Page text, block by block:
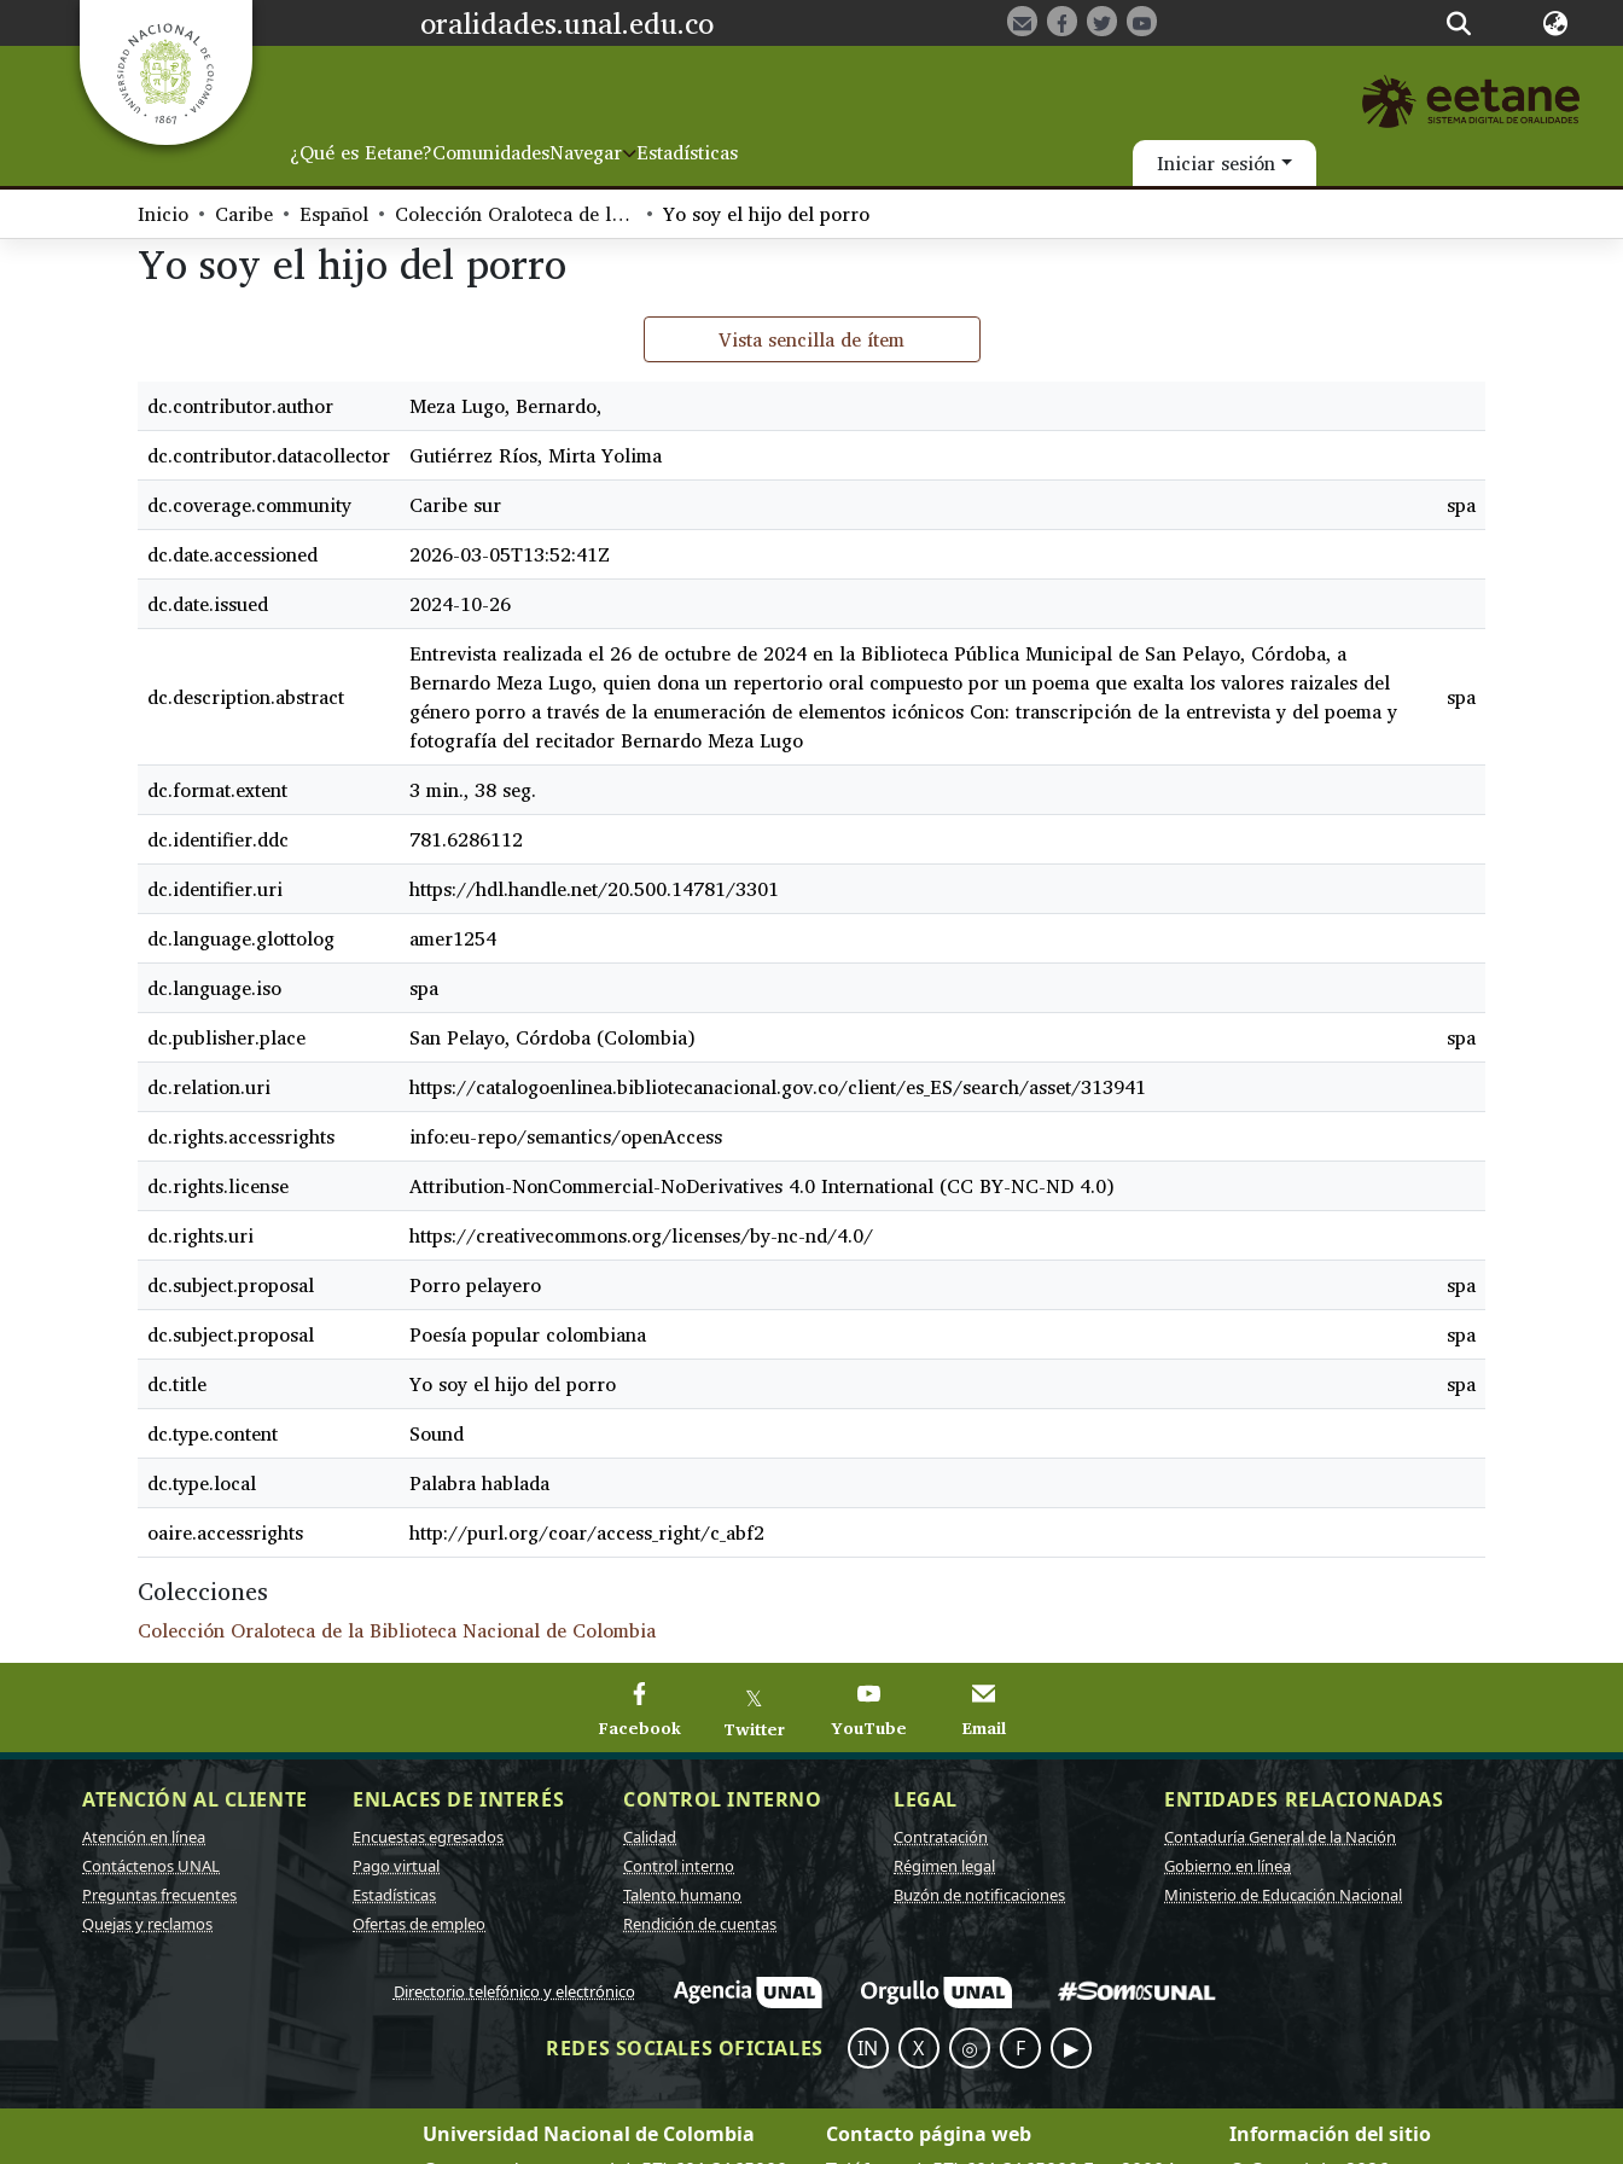
oralidades.unal.edu.co
¿Qué es Eetane?ComunidadesNavegar Estadísticas
Iniciar sesión
Inicio
Caribe Español Colección Oraloteca de la Biblioteca Nacional de Colombia Yo soy el hijo del porro
Yo soy el hijo del porro
Vista sencilla de ítem
dc.contributor.author
Meza Lugo, Bernardo,
dc.contributor.datacollector
Gutiérrez Ríos, Mirta Yolima
dc.coverage.community
Caribe sur
spa
dc.date.accessioned
2026-03-05T13:52:41Z
dc.date.issued
2024-10-26
dc.description.abstract
Entrevista realizada el 26 de octubre de 2024 en la Biblioteca Pública Municipal de San Pelayo, Córdoba, a
Bernardo Meza Lugo, quien dona un repertorio oral compuesto por un poema que exalta los valores raizales del
género porro a través de la enumeración de elementos icónicos Con: transcripción de la entrevista y del poema y
fotografía del recitador Bernardo Meza Lugo
spa
dc.format.extent
3 min., 38 seg.
dc.identifier.ddc
781.6286112
dc.identifier.uri
https://hdl.handle.net/20.500.14781/3301
dc.language.glottolog
amer1254
dc.language.iso
spa
dc.publisher.place
San Pelayo, Córdoba (Colombia)
spa
dc.relation.uri
https://catalogoenlinea.bibliotecanacional.gov.co/client/es_ES/search/asset/313941
dc.rights.accessrights
info:eu-repo/semantics/openAccess
dc.rights.license
Attribution-NonCommercial-NoDerivatives 4.0 International (CC BY-NC-ND 4.0)
dc.rights.uri
https://creativecommons.org/licenses/by-nc-nd/4.0/
dc.subject.proposal
Porro pelayero
spa
dc.subject.proposal
Poesía popular colombiana
spa
dc.title
Yo soy el hijo del porro
spa
dc.type.content
Sound
dc.type.local
Palabra hablada
oaire.accessrights
http://purl.org/coar/access_right/c_abf2
Colecciones
Colección Oraloteca de la Biblioteca Nacional de Colombia
Facebook
𝕏
Twitter YouTube Email
ATENCIÓN AL CLIENTE
Atención en línea
Contáctenos UNAL
Preguntas frecuentes
Quejas y reclamos
ENLACES DE INTERÉS
Encuestas egresados
Pago virtual
Estadísticas
Ofertas de empleo
CONTROL INTERNO
Calidad
Control interno
Talento humano
Rendición de cuentas
LEGAL
Contratación
Régimen legal
Buzón de notificaciones
ENTIDADES RELACIONADAS
Contaduría General de la Nación
Gobierno en línea
Ministerio de Educación Nacional
Directorio telefónico y electrónico
REDES SOCIALES OFICIALES IN X ◎ F ▶
Universidad Nacional de Colombia
Contacto página web
Información del sitio